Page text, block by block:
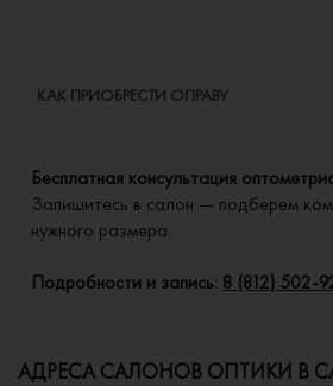
КАК ПРИОБРЕСТИ ОПРАВУ
Бесплатная консультация
Запишитесь в салон — подберем
нужного размера.
Подробности и запись: 8 (812) 502-
АДРЕСА САЛОНОВ ОПТИКИ В